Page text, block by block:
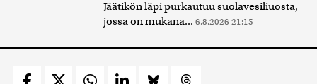
Jäätikön läpi purkautuu suolavesiliuosta,
jossa on mukana... 6.8.2026 21:15